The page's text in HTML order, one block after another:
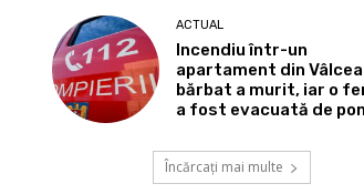
ACTUAL
Incendiu într-un
apartament din
bărbat a murit, iar o
a fost evacuată de
Încărcați mai multe